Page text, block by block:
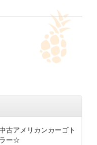
アメリカンカーゴト
ー☆